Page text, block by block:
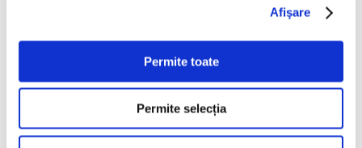
Afişare
Permite toate
Permite selecția
Februarie 2026
Decembrie 2025